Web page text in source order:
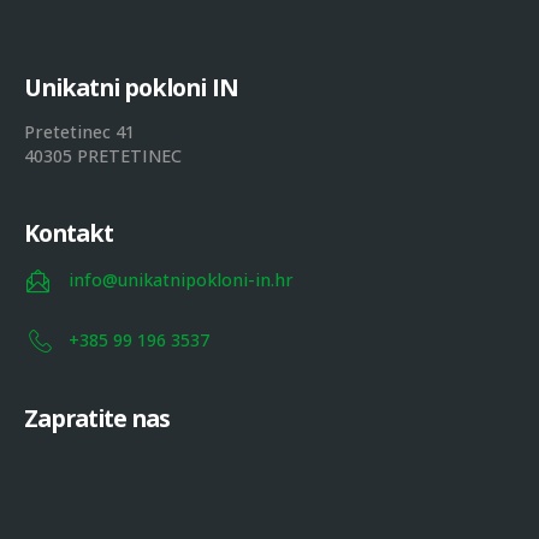
Unikatni pokloni IN
Pretetinec 41
40305 PRETETINEC
Kontakt
info@unikatnipokloni-in.hr
+385 99 196 3537
Zapratite nas